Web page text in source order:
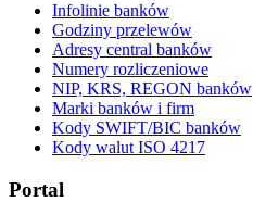
Infolinie banków
Godziny przelewów
Adresy central banków
Numery rozliczeniowe
NIP, KRS, REGON banków
Marki banków i firm
Kody SWIFT/BIC banków
Kody walut ISO 4217
Portal